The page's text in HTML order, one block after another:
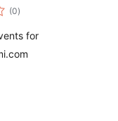
(0totaal
waarderingen
)
for